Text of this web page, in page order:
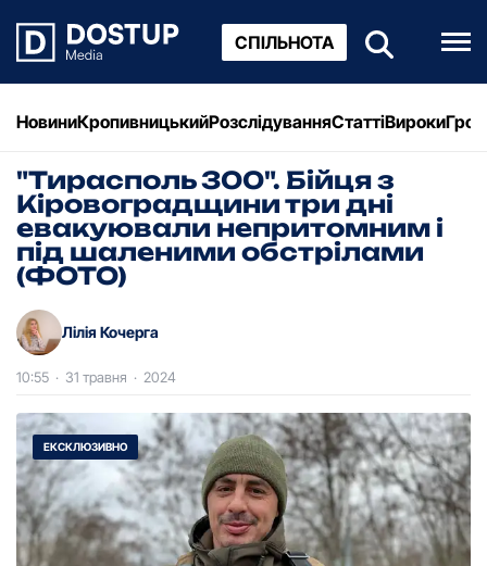
СПІЛЬНОТА
НовиниКропивницькийРозслідуванняСтаттіВироки
"Тирасполь 300". Бійця з
Кіровоградщини три дні
евакуювали непритомним і
під шаленими обстрілами
(ФОТО)
Лілія Кочерга
10:55 · 31 травня · 2024